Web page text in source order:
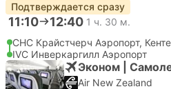
Подтверждается сразу
11:10 12:40 1 ч. 30 м.
CHC Крайстчерч Аэропорт,
IVC Инверкаргилл Аэропорт
Эконом |
Air New Zealand